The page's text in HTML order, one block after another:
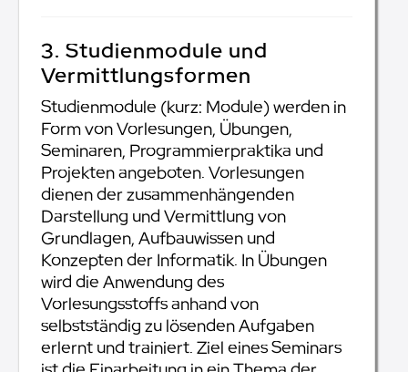
3. Studienmodule und
Vermittlungsformen
Studienmodule (kurz: Module) werden in
Form von Vorlesungen, Übungen,
Seminaren, Programmierpraktika und
Projekten angeboten. Vorlesungen
dienen der zusammenhängenden
Darstellung und Vermittlung von
Grundlagen, Aufbauwissen und
Konzepten der Informatik. In Übungen
wird die Anwendung des
Vorlesungsstoffs anhand von
selbstständig zu lösenden Aufgaben
erlernt und trainiert. Ziel eines Seminars